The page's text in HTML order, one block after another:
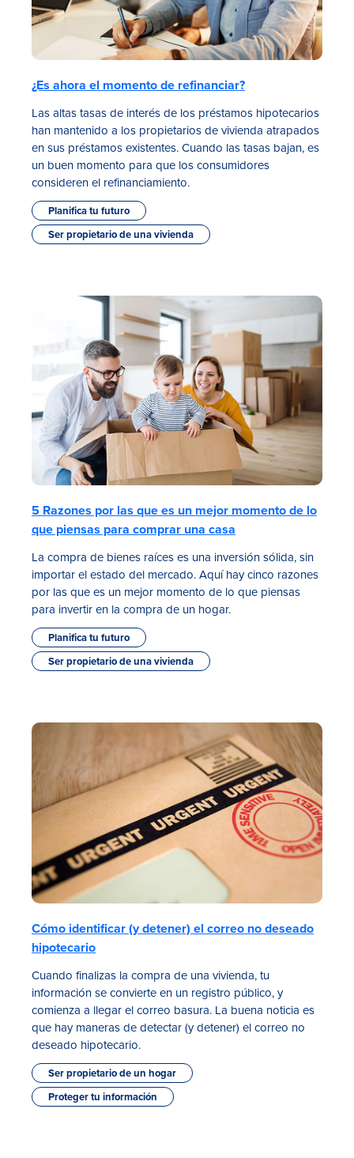
¿Es ahora el momento de refinanciar?
Las altas tasas de interés de los préstamos hipotecarios
han mantenido a los propietarios de vivienda atrapados
en sus préstamos existentes. Cuando las tasas bajan, es
un buen momento para que los consumidores
consideren el refinanciamiento.
Planifica tu futuro
Ser propietario de una vivienda
5 Razones por las que es un mejor momento de lo
que piensas para comprar una casa
La compra de bienes raíces es una inversión sólida, sin
importar el estado del mercado. Aquí hay cinco razones
por las que es un mejor momento de lo que piensas
para invertir en la compra de un hogar.
Planifica tu futuro
Ser propietario de una vivienda
Cómo identificar (y detener) el correo no deseado
hipotecario
Cuando finalizas la compra de una vivienda, tu
información se convierte en un registro público, y
comienza a llegar el correo basura. La buena noticia es
que hay maneras de detectar (y detener) el correo no
deseado hipotecario.
Ser propietario de un hogar
Proteger tu información